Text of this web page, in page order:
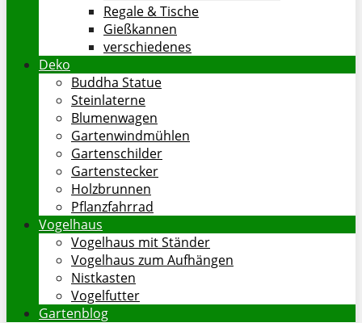
Regale & Tische
Gießkannen
verschiedenes
Deko
Buddha Statue
Steinlaterne
Blumenwagen
Gartenwindmühlen
Gartenschilder
Gartenstecker
Holzbrunnen
Pflanzfahrrad
Vogelhaus
Vogelhaus mit Ständer
Vogelhaus zum Aufhängen
Nistkasten
Vogelfutter
Gartenblog